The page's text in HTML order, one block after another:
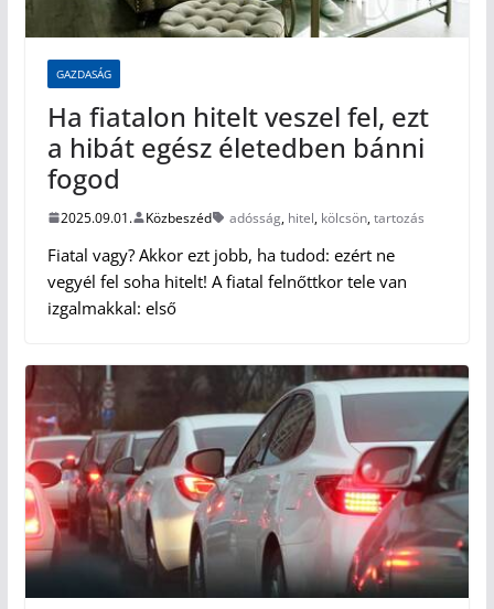
GAZDASÁG
Ha fiatalon hitelt veszel fel, ezt
a hibát egész életedben bánni
fogod
2025.09.01. Közbeszéd adósság, hitel, kölcsön,tartozás
Fiatal vagy? Akkor ezt jobb, ha tudod: ezért ne
vegyél fel soha hitelt! A fiatal felnőttkor tele van
izgalmakkal: első